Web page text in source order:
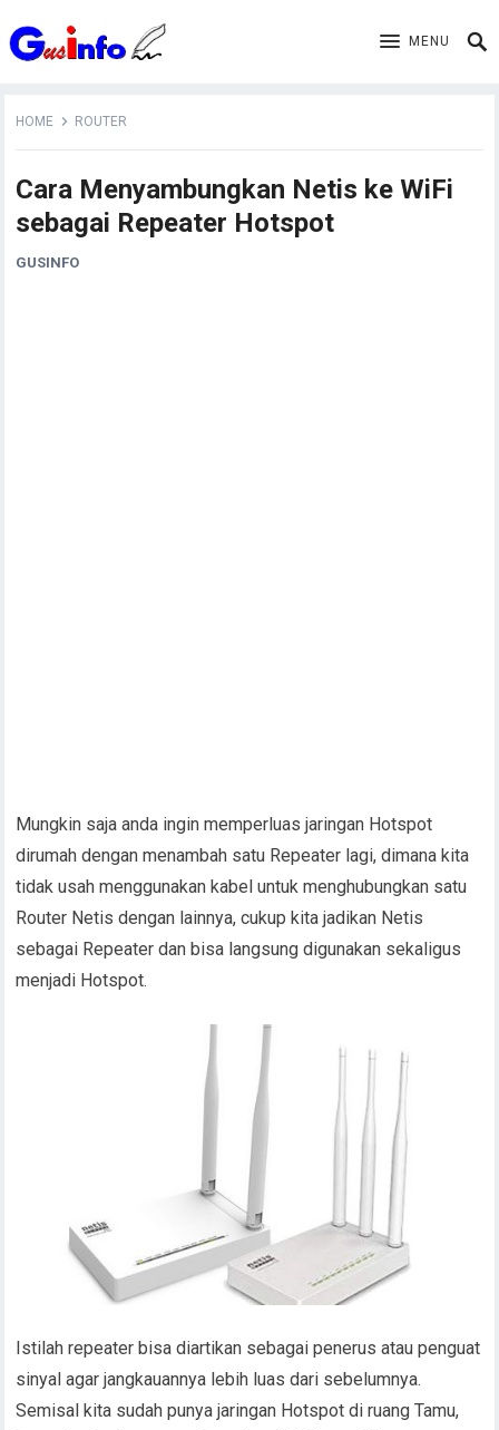
MENU
HOME ROUTER
Cara Menyambungkan Netis ke WiFi
sebagai Repeater Hotspot
GUSINFO
Mungkin saja anda ingin memperluas jaringan Hotspot
dirumah dengan menambah satu Repeater lagi, dimana kita
tidak usah menggunakan kabel untuk menghubungkan satu
Router Netis dengan lainnya, cukup kita jadikan Netis
sebagai Repeater dan bisa langsung digunakan sekaligus
menjadi Hotspot.
Istilah repeater bisa diartikan sebagai penerus atau penguat
sinyal agar jangkauannya lebih luas dari sebelumnya.
Semisal kita sudah punya jaringan Hotspot di ruang Tamu,